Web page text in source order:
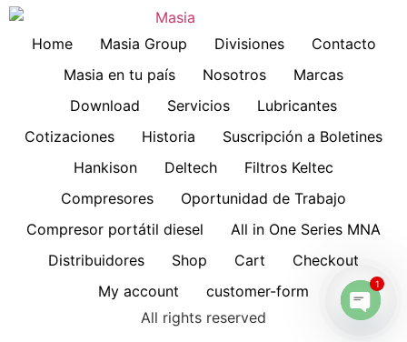
Home Masia Group Divisiones
Contacto
Masia en tu país
Nosotros
Marcas
Download
Servicios
Lubricantes
Cotizaciones
Historia
Suscripción a Boletines
Hankison
Deltech
Filtros Keltec
Compresores
Oportunidad de Trabajo
Compresor portátil diesel
All in One Series MNA
Distribuidores
Shop Cart
Checkout
My account
customer-form
All rights reserved
1